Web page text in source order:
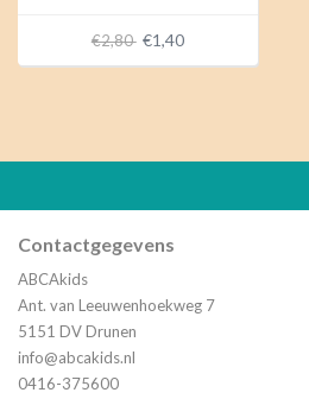
€2,80 €1,40
Contactgegevens
ABCAkids
Ant. van Leeuwenhoekweg 7
5151 DV Drunen
info@abcakids.nl
0416-375600